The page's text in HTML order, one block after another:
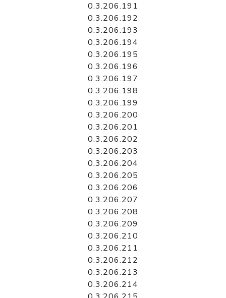
0.3.206.191
0.3.206.192
0.3.206.193
0.3.206.194
0.3.206.195
0.3.206.196
0.3.206.197
0.3.206.198
0.3.206.199
0.3.206.200
0.3.206.201
0.3.206.202
0.3.206.203
0.3.206.204
0.3.206.205
0.3.206.206
0.3.206.207
0.3.206.208
0.3.206.209
0.3.206.210
0.3.206.211
0.3.206.212
0.3.206.213
0.3.206.214